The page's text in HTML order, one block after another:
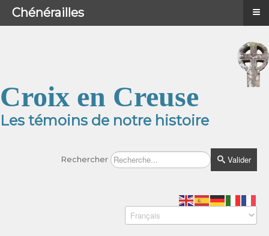
Croix en Creuse
Les témoins de notre histoire
Rechercher Valider
Menu ≡
Chénérailles ≡